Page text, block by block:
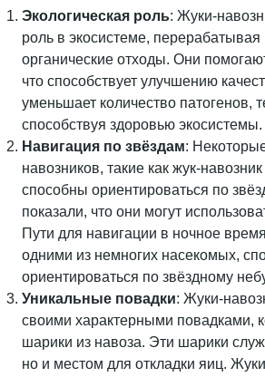
Экологическая роль: Жуки-
роль в экосистеме, перерабатывая
органические отходы. Они
что способствует улучшению
уменьшает количество патогенов,
способствуя здоровью экосистемы.
Навигация по звёздам:
навозников, такие как жук-
способны ориентироваться по
показали, что они могут
Пути для навигации в ночное
одними из немногих насекомых,
ориентироваться по звёздному
Уникальные повадки: Жуки-
своими характерными повадками,
шарики из навоза. Эти шарики
но и местом для откладки яиц.